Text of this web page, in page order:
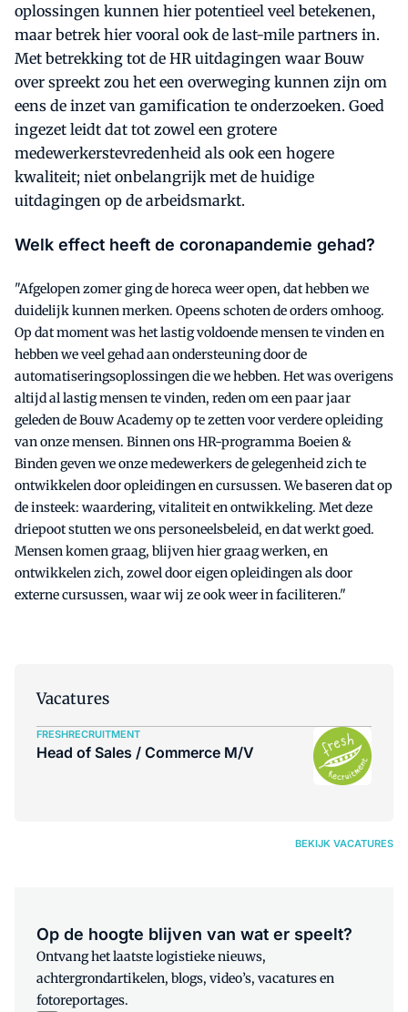
oplossingen kunnen hier potentieel veel betekenen,
maar betrek hier vooral ook de last-mile partners in.
Met betrekking tot de HR uitdagingen waar Bouw
over spreekt zou het een overweging kunnen zijn om
eens de inzet van gamification te onderzoeken. Goed
ingezet leidt dat tot zowel een grotere
medewerkerstevredenheid als ook een hogere
kwaliteit; niet onbelangrijk met de huidige
uitdagingen op de arbeidsmarkt.
Welk effect heeft de coronapandemie gehad?
"Afgelopen zomer ging de horeca weer open, dat hebben we
duidelijk kunnen merken. Opeens schoten de orders omhoog.
Op dat moment was het lastig voldoende mensen te vinden en
hebben we veel gehad aan ondersteuning door de
automatiseringsoplossingen die we hebben. Het was overigens
altijd al lastig mensen te vinden, reden om een paar jaar
geleden de Bouw Academy op te zetten voor verdere opleiding
van onze mensen. Binnen ons HR-programma Boeien &
Binden geven we onze medewerkers de gelegenheid zich te
ontwikkelen door opleidingen en cursussen. We baseren dat op
de insteek: waardering, vitaliteit en ontwikkeling. Met deze
driepoot stutten we ons personeelsbeleid, en dat werkt goed.
Mensen komen graag, blijven hier graag werken, en
ontwikkelen zich, zowel door eigen opleidingen als door
externe cursussen, waar wij ze ook weer in faciliteren."
Vacatures
FRESHRECRUITMENT
Head of Sales / Commerce M/V
BEKIJK VACATURES
Op de hoogte blijven van wat er speelt?
Ontvang het laatste logistieke nieuws,
achtergrondartikelen, blogs, video’s, vacatures en
fotoreportages.